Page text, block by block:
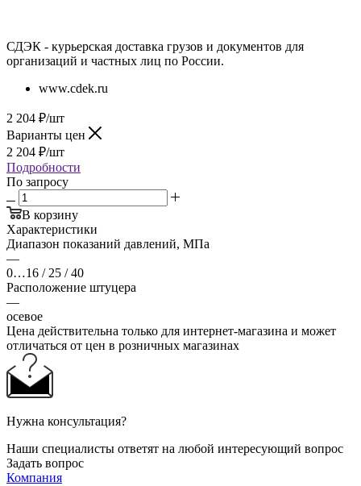
СДЭК - курьерская доставка грузов и документов для
организаций и частных лиц по России.
www.cdek.ru
2 204 ₽/шт
Варианты цен
2 204 ₽/шт
Подробности
По запросу
В корзину
Характеристики
Диапазон показаний давлений, МПа
—
0…16 / 25 / 40
Расположение штуцера
—
осевое
Цена действительна только для интернет-магазина и может
отличаться от цен в розничных магазинах
Нужна консультация?
Наши специалисты ответят на любой интересующий вопрос
Задать вопрос
Компания